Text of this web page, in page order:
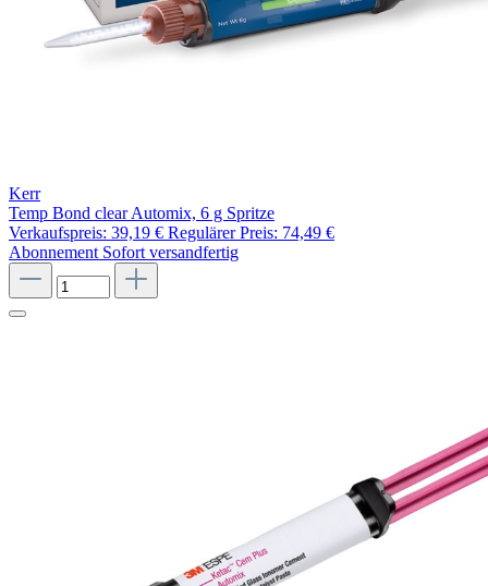
Kerr
Temp Bond clear Automix, 6 g Spritze
Verkaufspreis: 39,19 € Regulärer Preis: 74,49 €
Abonnement Sofort versandfertig